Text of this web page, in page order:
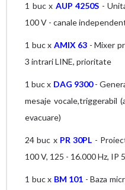
1 buc x AUP 4250S -
100 V - canale
1 buc x AMIX 63 - Mixer
3 intrari LINE, prioritate
1 buc x DAG 9300-
mesaje vocale,triggerabil
evacuare)
24 buc x PR 30PL -
100 V, 125 - 16.000 Hz, IP
1 buc x BM 101 - Baza